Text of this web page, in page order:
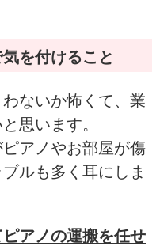
を付けること
ないか怖くて、業
思います。
アノやお部屋が傷
ルも多く耳にしま
アノの運搬を任せ